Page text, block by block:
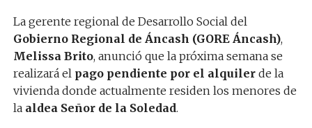
La gerente regional de Desarrollo Social del
Gobierno Regional de Áncash (GORE Áncash),
Melissa Brito, anunció que la próxima semana se
realizará el pago pendiente por el alquilerde la
vivienda donde actualmente residen los menores de
la aldea Señor de la Soledad.